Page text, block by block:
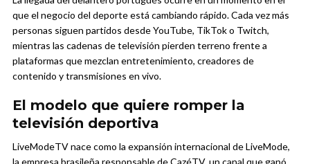
que el negocio del deporte está cambiando rápido. Cada vez más
personas siguen partidos desde YouTube, TikTok o Twitch,
mientras las cadenas de televisión pierden terreno frente a
plataformas que mezclan entretenimiento, creadores de
contenido y transmisiones en vivo.
El modelo que quiere romper la
televisión deportiva
LiveModeTV nace como la expansión internacional de LiveMode,